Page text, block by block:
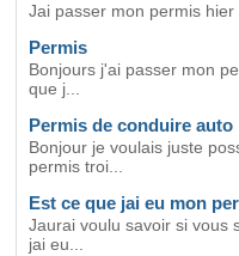
Jai passer mon permis hier
Permis
Bonjours j'ai passer mon
que j...
Permis de conduire auto
Bonjour je voulais juste
permis troi...
Est ce que jai eu mon
Jaurai voulu savoir si vous
jai eu...